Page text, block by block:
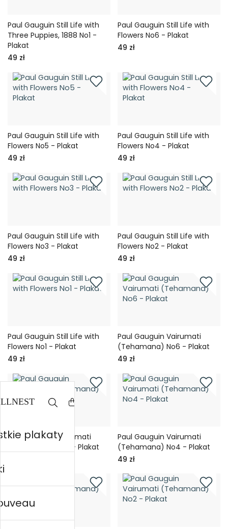
Paul Gauguin Still Life with
Three Puppies, 1888 No1 -
Plakat
49 zł
Paul Gauguin Still Life with
Flowers No6 - Plakat
49 zł
Paul Gauguin Still Life with
Flowers No5 - Plakat
49 zł
Paul Gauguin Still Life with
Flowers No4 - Plakat
49 zł
Paul Gauguin Still Life with
Flowers No3 - Plakat
49 zł
Paul Gauguin Still Life with
Flowers No2 - Plakat
49 zł
Paul Gauguin Still Life with
Flowers No1 - Plakat
49 zł
Paul Gauguin Vairumati
(Tehamana) No6 - Plakat
49 zł
Paul Gauguin Vairumati
(Tehamana) No5 - Plakat
Paul Gauguin Vairumati
(Tehamana) No4 - Plakat
49 zł
plakaty